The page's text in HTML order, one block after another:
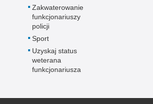
Zakwaterowanie
funkcjonariuszy
policji
Sport
Uzyskaj status
weterana
funkcjonariusza